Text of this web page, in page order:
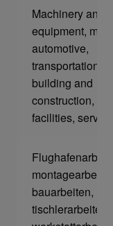
Machinery and
equipment, mro,
automotive,
transportation,
building and
construction,
facilities,
bauarbeiten,
tischlerarbeiten,